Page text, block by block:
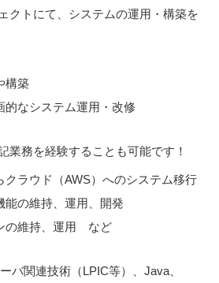
クトにて、システムの運用・構築を
構築
的なシステム運用・改修
業務を経験することも可能です！
クラウド（AWS）へのシステム移行
能の維持、運用、開発
の維持、運用 など
バ関連技術（LPIC等）、Java、